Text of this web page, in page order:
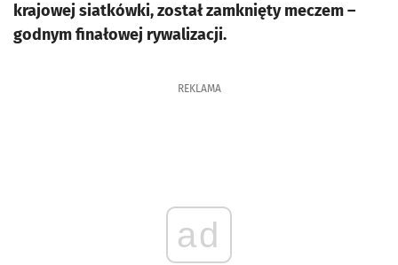
krajowej siatkówki, został zamknięty meczem –
godnym finałowej rywalizacji.
REKLAMA
ad